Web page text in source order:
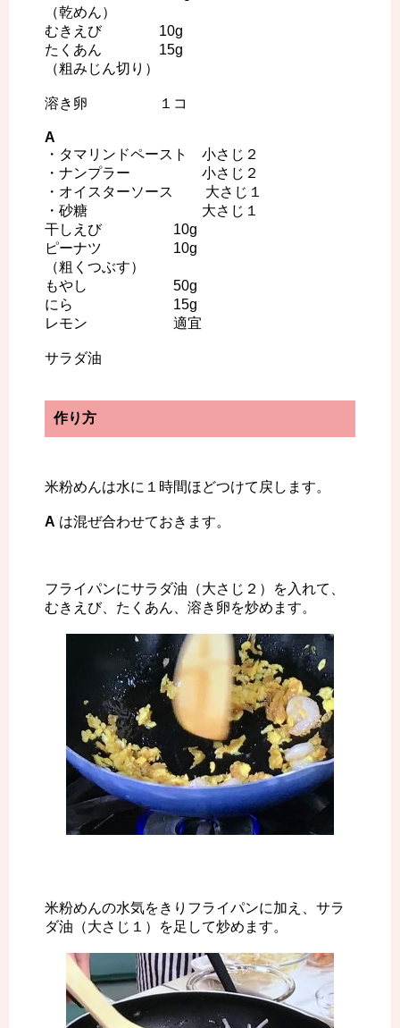
（乾めん）
むきえび 10g
たくあん 15g
（粗みじん切り）
溶き卵 １コ
A
・タマリンドペースト 小さじ２
・ナンプラー 小さじ２
・オイスターソース 大さじ１
・砂糖 大さじ１
干しえび 10g
ピーナツ 10g
（粗くつぶす）
もやし 50g
にら 15g
レモン 適宜
サラダ油
作り方
米粉めんは水に１時間ほどつけて戻します。
A は混ぜ合わせておきます。
フライパンにサラダ油（大さじ２）を入れて、
むきえび、たくあん、溶き卵を炒めます。
米粉めんの水気をきりフライパンに加え、サラ
ダ油（大さじ１）を足して炒めます。